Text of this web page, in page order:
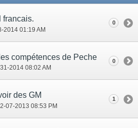
francais.
2014 01:19 AM
0
compétences de Peche
2014 08:02 AM
0
des GM
07-2013 08:53 PM
1